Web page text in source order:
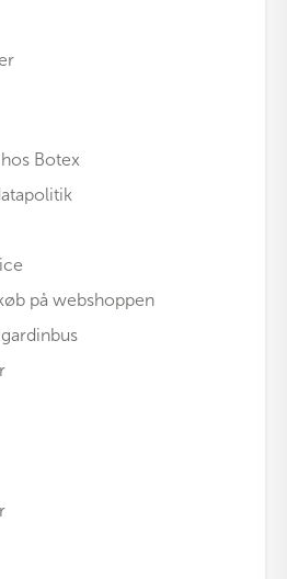
Botex
på webshoppen